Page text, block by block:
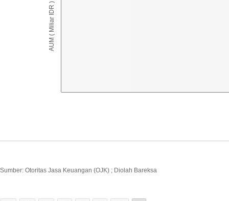
AUM ( Miliar IDR )
Sumber: Otoritas Jasa Keuangan (OJK) ; Diolah Bareksa